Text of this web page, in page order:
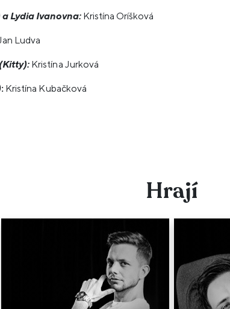
a Lydia Ivanovna: Kristína Oríšková
Ludva
Kristína Jurková
: Kristína Kubačková
Hrají